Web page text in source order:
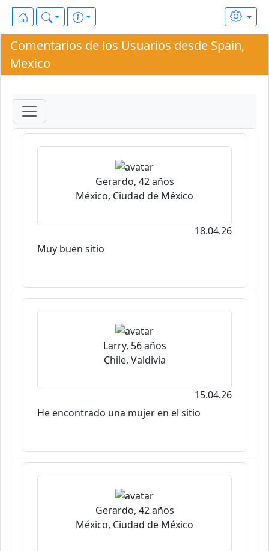
Comentarios de los Usuarios desde Spain,
Mexico
Gerardo, 42 años
México, Ciudad de México
18.04.26
Muy buen sitio
Larry, 56 años
Chile, Valdivia
15.04.26
He encontrado una mujer en el sitio
Gerardo, 42 años
México, Ciudad de México